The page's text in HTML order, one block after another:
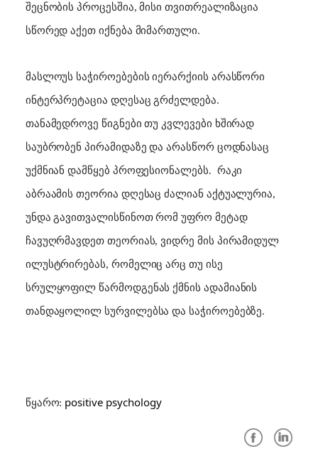
შეცნობის პროცესშია, მისი თვითრეალიზაცია
სწორედ აქეთ იქნება მიმართული.
მასლოუს საჭიროებების იერარქიის არასწორი
ინტერპრეტაცია დღესაც გრძელდება.
თანამედროვე წიგნები თუ კვლევები ხშირად
საუბრობენ პირამიდაზე და არასწორ ცოდნასაც
უქმნიან დამწყებ პროფესიონალებს. რაკი
აბრაამის თეორია დღესაც ძალიან აქტუალურია,
უნდა გავითვალისწინოთ რომ უფრო მეტად
ჩავუღრმავდეთ თეორიას, ვიდრე მის პირამიდულ
ილუსტრირებას, რომელიც არც თუ ისე
სრულყოფილ წარმოდგენას ქმნის ადამიანის
თანდაყოლილ სურვილებსა და საჭიროებებზე.
წყარო: positive psychology